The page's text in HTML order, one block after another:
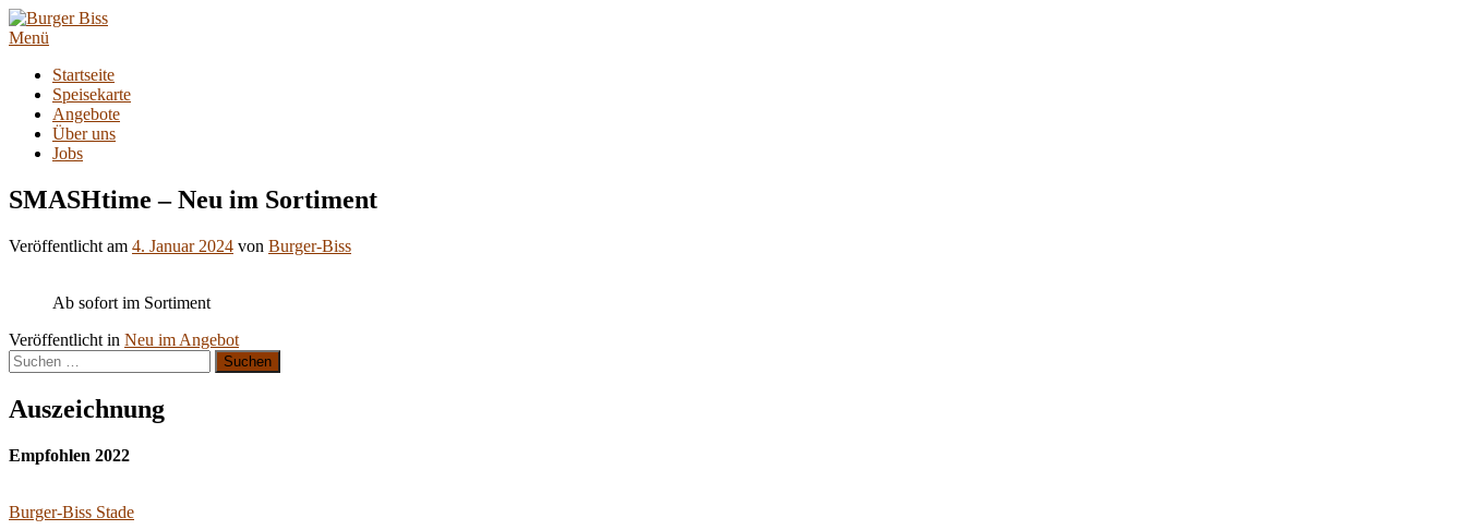
Zum
Inhalt
Menü
Startseite
Speisekarte
Angebote
Über uns
Jobs
SMASHtime – Neu im Sortiment
Veröffentlicht am 4. Januar 2024 von Burger-Biss
Ab sofort im Sortiment
Veröffentlicht in Neu im Angebot
Suchen
nach:
Auszeichnung
Empfohlen 2022
Burger-Biss Stade